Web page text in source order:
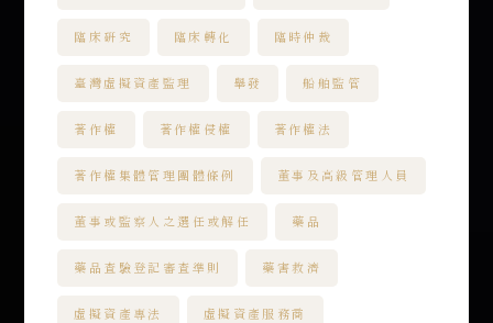
臨床研究 臨床轉化 臨時仲裁
臺灣虛擬資產監理 舉發 船舶監管
著作權 著作權侵權 著作權法
著作權集體管理團體條例 董事及高級管理人員
董事或監察人之選任或解任 藥品
藥品查驗登記審查準則 藥害救濟
虛擬資產專法 虛擬資產服務商